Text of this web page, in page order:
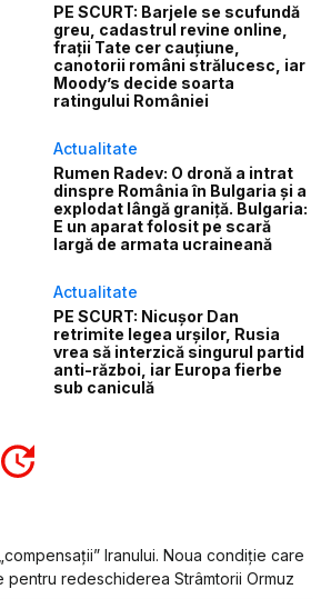
PE SCURT: Barjele se scufundă
greu, cadastrul revine online,
frații Tate cer cauțiune,
canotorii români strălucesc, iar
Moody’s decide soarta
ratingului României
Actualitate
Rumen Radev: O dronă a intrat
dinspre România în Bulgaria și a
explodat lângă graniță. Bulgaria:
E un aparat folosit pe scară
largă de armata ucraineană
Actualitate
PE SCURT: Nicușor Dan
retrimite legea urșilor, Rusia
vrea să interzică singurul partid
anti-război, iar Europa fierbe
sub caniculă
Iranului. Noua condiție care
redeschiderea Strâmtorii Ormuz